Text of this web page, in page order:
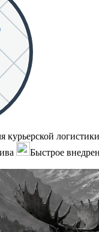
курьерской логистики
Быстрое